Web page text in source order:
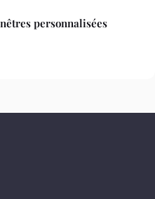
personnalisées